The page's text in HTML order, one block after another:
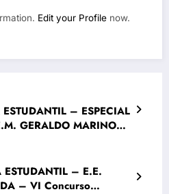
Edit your Profile now.
– ESPECIAL
GERALDO MARINO
– E.E.
– VI Concurso